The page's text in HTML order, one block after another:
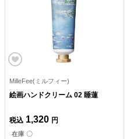
MilleFee(ミルフィー)
絵画ハンドクリーム 02 睡蓮
税込 1,320 円
在庫 〇